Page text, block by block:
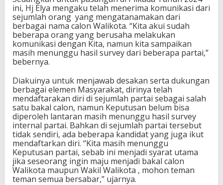
ini, Hj Elya mengaku telah menerima komunikasi dari
sejumlah orang yang mengatanamakan dari
berbagai nama calon Walikota. “Kita akui sudah
beberapa orang yang berusaha melakukan
komunikasi dengan Kita, namun kita sampaikan
masih menunggu hasil survey dari beberapa partai,”
bebernya.
Diakuinya untuk menjawab desakan serta dukungan
berbagai elemen Masyarakat, dirinya telah
mendaftarakan diri di sejumlah partai sebagai salah
satu bakal calon, namun Keputusan belum bisa
diperoleh lantaran masih menunggu hasil survey
internal partai. Bahkan di sejumlah partai tersebut
tidak sendiri, ada beberapa kandidat yang juga ikut
mendaftarkan diri. “Kita masih menunggu
Keputusan partai, sebab ini menjadi syarat utama
jika seseorang ingin maju menjadi bakal calon
Walikota maupun Wakil Walikota , mohon teman
teman semua bersabar,” ujarnya.